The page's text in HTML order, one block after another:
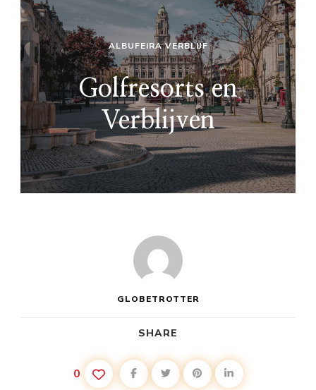
ALBUFEIRA VERBLIJF
Golfresorts en
Verblijven
GLOBETROTTER
SHARE
0